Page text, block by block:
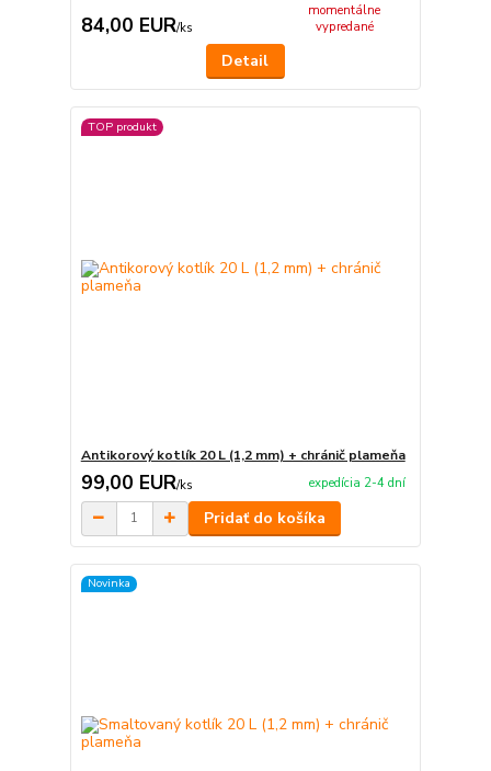
84,00 EUR/ks
momentálne
vypredané
Detail
TOP produkt
Antikorový kotlík 20 L (1,2 mm) + chránič plameňa
99,00 EUR/ks expedícia 2-4 dní
Pridať do košíka
Novinka